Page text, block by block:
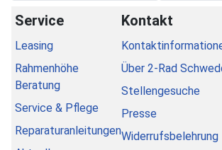
Service
Leasing
Rahmenhöhe
Beratung
Service & Pflege
Reparaturanleitungen
Kontakt
Über 2-Rad
Stellengesuche
Presse
Widerrufsbelehrung